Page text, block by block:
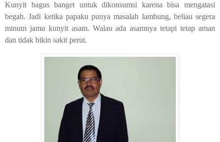
Kunyit bagus banget untuk dikonsumsi karena bisa mengatasi
begah. Jadi ketika papaku punya masalah lambung, beliau segera
minum jamu kunyit asam. Walau ada asamnya tetapi tetap aman
dan tidak bikin sakit perut.